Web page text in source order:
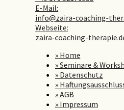
E-Mail:
info@zaira-coaching-
Webseite:
zaira-coaching-
» Home
» Seminare &
» Datenschutz
»
» AGB
» Impressum